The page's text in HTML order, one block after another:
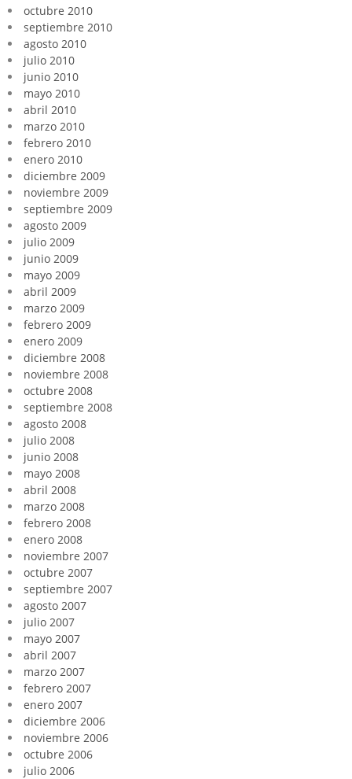
octubre 2010
septiembre 2010
agosto 2010
julio 2010
junio 2010
mayo 2010
abril 2010
marzo 2010
febrero 2010
enero 2010
diciembre 2009
noviembre 2009
septiembre 2009
agosto 2009
julio 2009
junio 2009
mayo 2009
abril 2009
marzo 2009
febrero 2009
enero 2009
diciembre 2008
noviembre 2008
octubre 2008
septiembre 2008
agosto 2008
julio 2008
junio 2008
mayo 2008
abril 2008
marzo 2008
febrero 2008
enero 2008
noviembre 2007
octubre 2007
septiembre 2007
agosto 2007
julio 2007
mayo 2007
abril 2007
marzo 2007
febrero 2007
enero 2007
diciembre 2006
noviembre 2006
octubre 2006
julio 2006